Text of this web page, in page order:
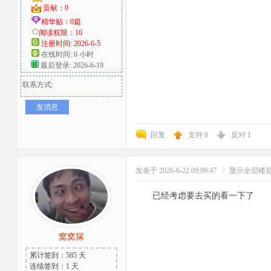
贡献：0
精华贴：0篇
阅读权限：10
注册时间: 2026-6-5
在线时间: 0 小时
最后登录: 2026-6-19
联系方式:
发消息
回复 支持 0 反对 1
窝窝屎
累计签到：585 天
连续签到：1 天
发表于 2026-6-22 09:09:47 显示全部楼
已经考虑要去买的看一下了